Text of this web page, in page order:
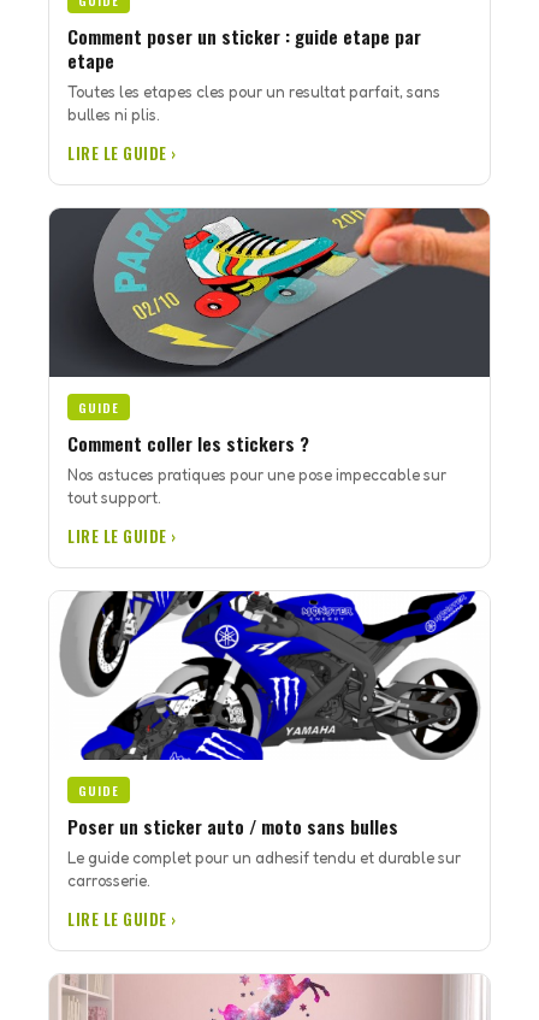
Comment poser un sticker : guide etape par
etape
Toutes les etapes cles pour un resultat parfait, sans
bulles ni plis.
LIRE LE GUIDE ›
GUIDE
Comment coller les stickers ?
Nos astuces pratiques pour une pose impeccable sur
tout support.
LIRE LE GUIDE ›
GUIDE
Poser un sticker auto / moto sans bulles
Le guide complet pour un adhesif tendu et durable sur
carrosserie.
LIRE LE GUIDE ›